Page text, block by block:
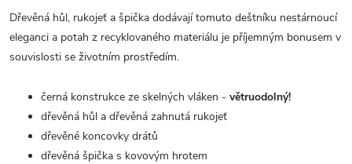
Dřevěná hůl, rukojeť a špička dodávají tomuto deštníku nestárnoucí
eleganci a potah z recyklovaného materiálu je příjemným bonusem v
souvislosti se životním prostředím.
černá konstrukce ze skelných vláken - větruodolný!
dřevěná hůl a dřevěná zahnutá rukojeť
dřevěné koncovky drátů
dřevěná špička s kovovým hrotem